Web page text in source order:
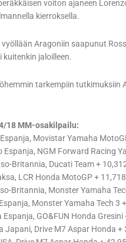
voiton ajaneen
kierroksella.
Aragoniin saapunut
kuitenkin jaloilleen.
tarkempiin tutkimuksiin
18 MM-osakilpailu:
Movistar Yamaha
Espanja, NGM Forward Racing
Britannia, Ducati Team +
LCR Honda MotoGP + 11,718
Britannia, Monster Yamaha
Monster Yamaha Tech 3
GO&FUN Honda Gresini
Japani, Drive M7 Aspar Honda +